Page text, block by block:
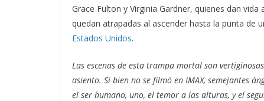
Grace Fulton y Virginia Gardner, quienes dan vida
quedan atrapadas al ascender hasta la punta de
Estados Unidos.
Las escenas de esta trampa mortal son
asiento. Si bien no se filmó en IMAX, semejantes
el ser humano, uno, el temor a las alturas, y el